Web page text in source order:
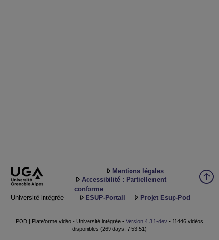
Université intégrée
Mentions légales
Accessibilité : Partiellement
conforme
ESUP-Portail
Projet Esup-Pod
POD | Plateforme vidéo - Université intégrée • Version 4.3.1-dev • 11446 vidéos
disponibles (269 days, 7:53:51)